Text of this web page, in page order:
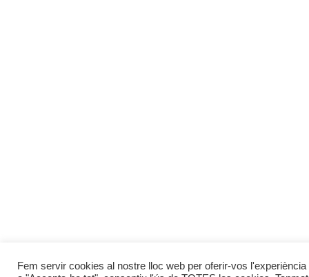
Fem servir cookies al nostre lloc web per oferir-vos